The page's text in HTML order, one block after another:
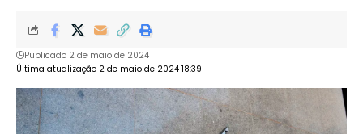
Última atualização 2 de maio de 2024 18:39
Publicado 2 de maio de 2024